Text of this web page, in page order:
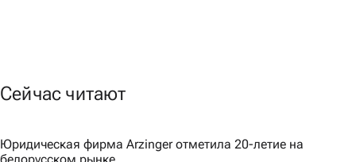
Сейчас читают
Юридическая фирма Arzinger отметила 20-летие на